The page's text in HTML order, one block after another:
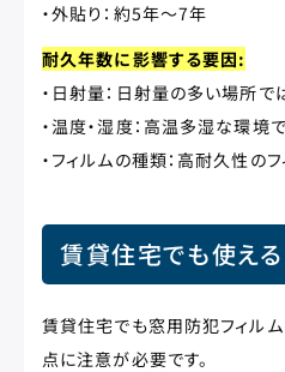
・外貼り：約5年～7年
耐久年数に影響する要因:
・日射量：日射量の多い場所で
・温度・湿度：高温多湿な環境
・フィルムの種類：高耐久性の
賃貸住宅でも使える
賃貸住宅でも窓用防犯フィル
点に注意が必要です。